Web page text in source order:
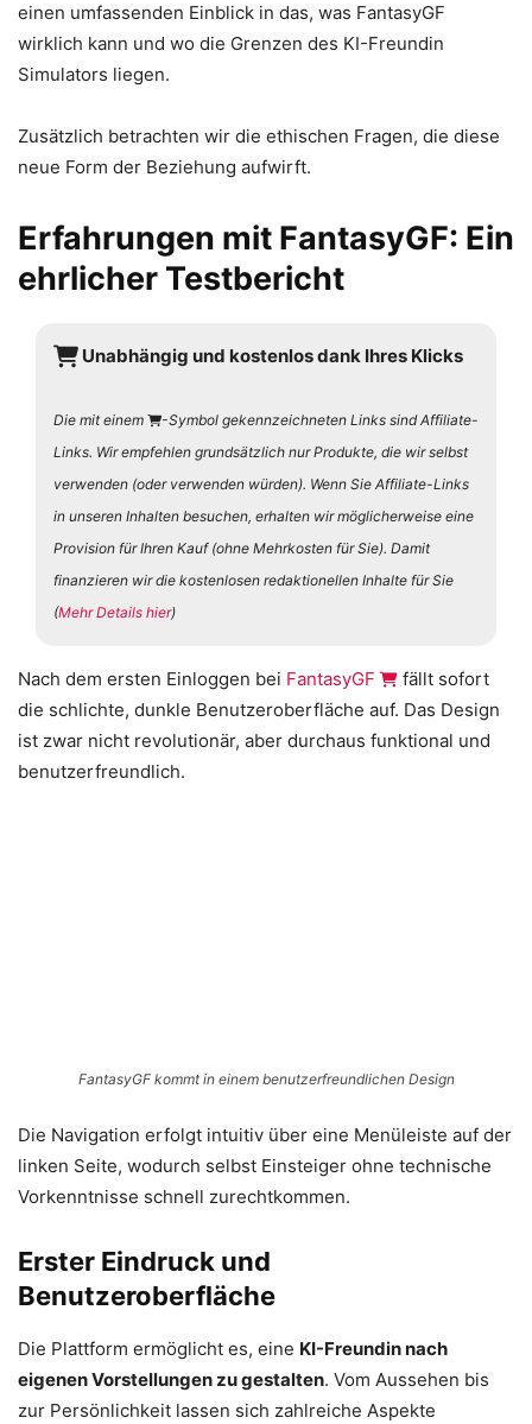
einen umfassenden Einblick in das, was FantasyGF
wirklich kann und wo die Grenzen des KI-Freundin
Simulators liegen.
Zusätzlich betrachten wir die ethischen Fragen, die diese
neue Form der Beziehung aufwirft.
Erfahrungen mit FantasyGF: Ein
ehrlicher Testbericht
Unabhängig und kostenlos dank Ihres Klicks
Die mit einem
-Symbol gekennzeichneten Links sind Affiliate-
Links. Wir empfehlen grundsätzlich nur Produkte, die wir selbst
verwenden (oder verwenden würden). Wenn Sie Affiliate-Links
in unseren Inhalten besuchen, erhalten wir möglicherweise eine
Provision für Ihren Kauf (ohne Mehrkosten für Sie). Damit
finanzieren wir die kostenlosen redaktionellen Inhalte für Sie
(Mehr Details hier)
Nach dem ersten Einloggen bei FantasyGF
fällt sofort
die schlichte, dunkle Benutzeroberfläche auf. Das Design
ist zwar nicht revolutionär, aber durchaus funktional und
benutzerfreundlich.
FantasyGF kommt in einem benutzerfreundlichen Design
Die Navigation erfolgt intuitiv über eine Menüleiste auf der
linken Seite, wodurch selbst Einsteiger ohne technische
Vorkenntnisse schnell zurechtkommen.
Erster Eindruck und
Benutzeroberfläche
Die Plattform ermöglicht es, eine KI-Freundin nach
eigenen Vorstellungen zu gestalten. Vom Aussehen bis
zur Persönlichkeit lassen sich zahlreiche Aspekte